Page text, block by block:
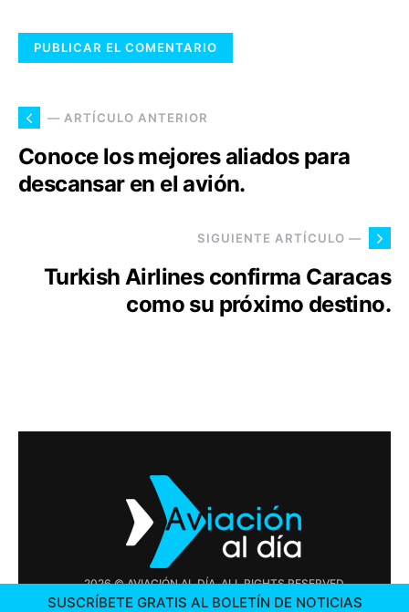
— ARTÍCULO ANTERIOR
Conoce los mejores aliados para
descansar en el avión.
SIGUIENTE ARTÍCULO —
Turkish Airlines confirma Caracas
como su próximo destino.
2026 © AVIACIÓN AL DÍA. ALL RIGHTS RESERVED
SUSCRÍBETE GRATIS AL BOLETÍN DE NOTICIAS